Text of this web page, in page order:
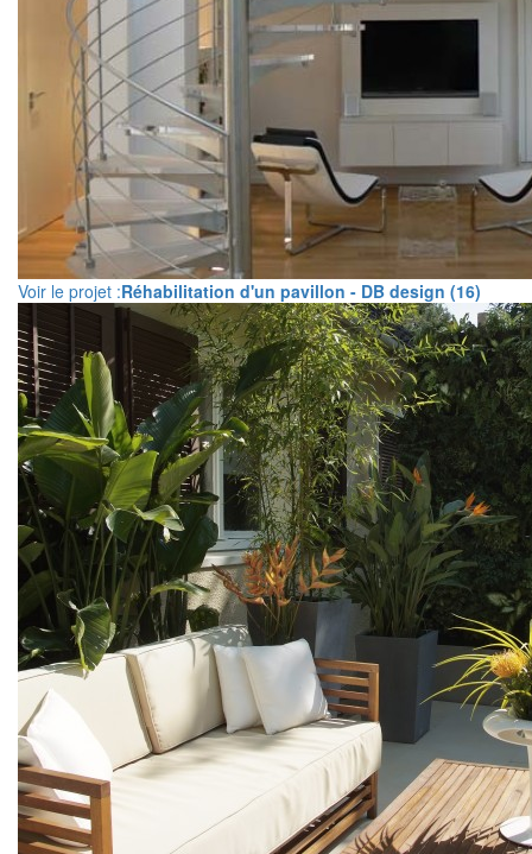
Voir le projet :Réhabilitation d'un pavillon - DB design (16)